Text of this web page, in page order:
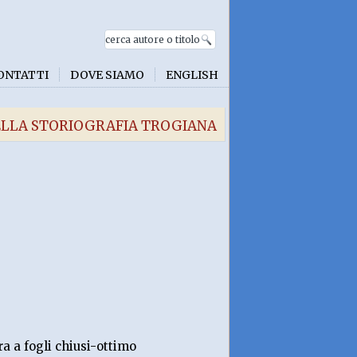
DOVE SIAMO ENGLISH
STORIOGRAFIA TROGIANA
a fogli chiusi-ottimo